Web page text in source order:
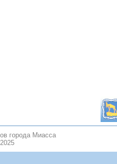
города Миасса